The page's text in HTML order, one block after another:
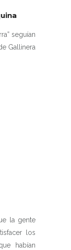
seguían
Gallinera
la gente
los
habían